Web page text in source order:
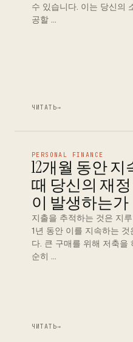
수 있습니다. 이는 당신의
공할 …
ЧИТАТЬ→
PERSONAL FINANCE
12개월 동안
때 당신의 재
이 발생하는가
지출을 추적하는 것은 지
1년 동안 이를 지속하는
다. 큰 구매를 위해 저축을
순히 …
ЧИТАТЬ→